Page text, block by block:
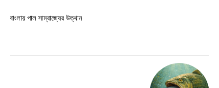
বাংলায় পাল সাম্রাজ্যের উত্থান